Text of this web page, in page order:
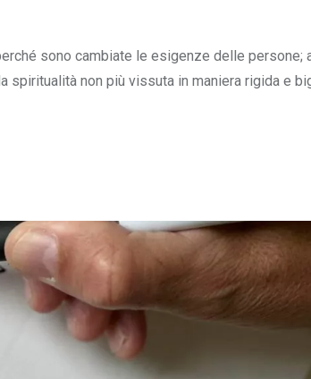
sono cambiate le esigenze delle persone;
non più vissuta in maniera rigida e